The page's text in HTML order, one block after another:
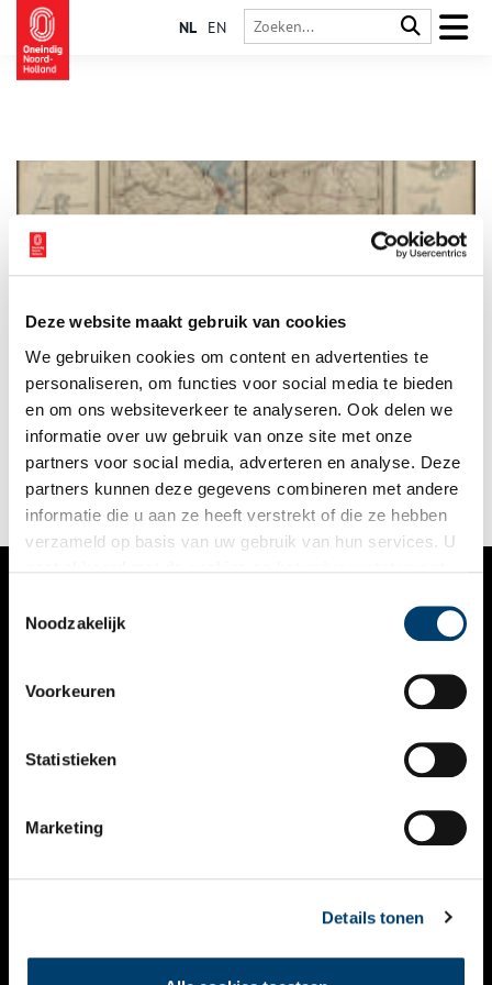
Deze website maakt gebruik van cookies
We gebruiken cookies om content en advertenties te
personaliseren, om functies voor social media te bieden
en om ons websiteverkeer te analyseren. Ook delen we
informatie over uw gebruik van onze site met onze
partners voor social media, adverteren en analyse. Deze
partners kunnen deze gegevens combineren met andere
informatie die u aan ze heeft verstrekt of die ze hebben
verzameld op basis van uw gebruik van hun services. U
Noodzakelijk
Voorkeuren
Statistieken
Marketing
Details tonen
NL EN
Op 18 april was het 150 jaar geleden dat de Vestingwet van
kracht ging. Deze wet bepaalde meer dan een halve eeuw het
Nederlandse veiligheidsbeleid. Het was niet alleen een primeur
voor defensiewetgeving, voor veel oude vestingsteden en
linies luidde de wet een nieuwe fase in hun geschiedenis in.
De komende weken staat het Nederlands Instituut voor
Militaire Historie (NIMH) stil bij deze militair-historische
mijlpaal.
1 min
VERHALEN
KALENDER
THEMA’S
VIDEO’S
CONTACT